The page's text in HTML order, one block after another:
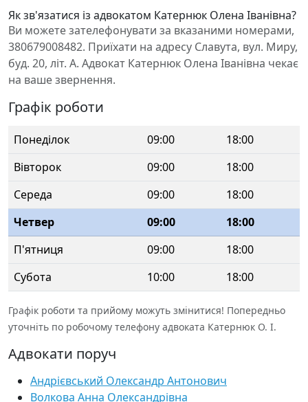
Як зв'язатися із адвокатом Катернюк Олена Іванівна?
Ви можете зателефонувати за вказаними номерами,
380679008482. Приїхати на адресу Славута, вул. Миру,
буд. 20, літ. А. Адвокат Катернюк Олена Іванівна чекає
на ваше звернення.
Графік роботи
Понеділок 09:00
18:00
Вівторок
09:00
18:00
Середа
09:00
18:00
Четвер
09:00
18:00
П'ятниця
09:00
18:00
Субота
10:00 18:00
Графік роботи та прийому можуть змінитися! Попередньо
уточніть по робочому телефону адвоката Катернюк О. І.
Адвокати поруч
Андрієвський Олександр Антонович
Волкова Анна Олександрівна